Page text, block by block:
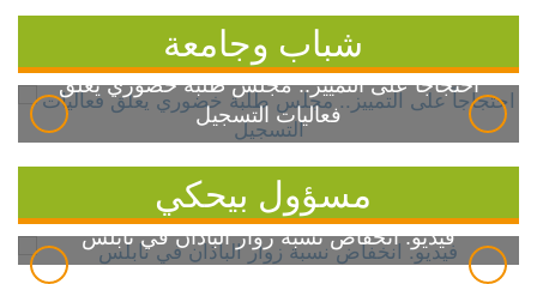
شباب وجامعة
احتجاجاً على التمييز.. مجلس طلبة خضوري يعلق
فعاليات التسجيل
مسؤول بيحكي
فيديو: انخفاض نسبة زوار الباذان في نابلس